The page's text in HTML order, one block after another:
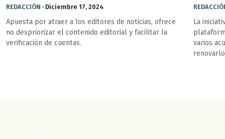
REDACCIÓN · Diciembre 17, 2024
Apuesta por atraer a los editores de noticias, ofrece
no despriorizar el contenido editorial y facilitar la
verificación de cuentas.
La
varios